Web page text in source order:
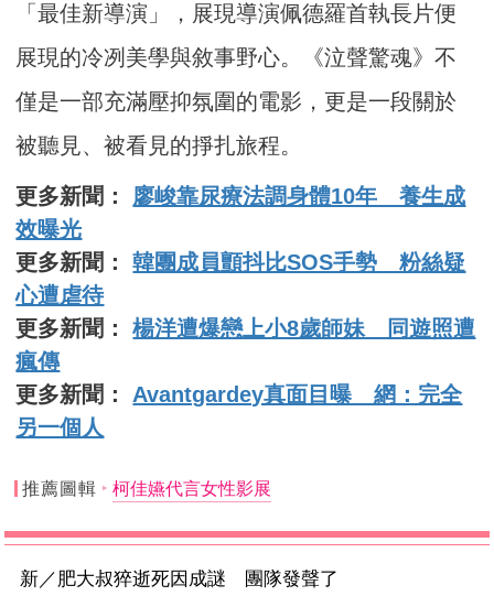
「最佳新導演」，展現導演佩德羅首執長片便
展現的冷冽美學與敘事野心。《泣聲驚魂》不
僅是一部充滿壓抑氛圍的電影，更是一段關於
被聽見、被看見的掙扎旅程。
更多新聞： 廖峻靠尿療法調身體10年 養生成
效曝光
更多新聞：韓團成員顫抖比SOS手勢 粉絲疑
心遭虐待
更多新聞：楊洋遭爆戀上小8歲師妹 同遊照遭
瘋傳
更多新聞： Avantgardey真面目曝 網：完全
另一個人
推薦圖輯 柯佳嬿代言女性影展
新／肥大叔猝逝死因成謎 團隊發聲了